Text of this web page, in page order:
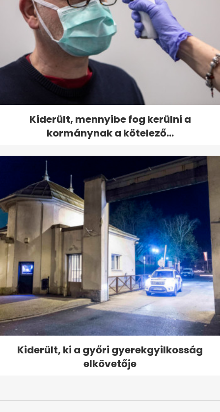
Kiderült, mennyibe fog kerülni a
kormánynak a kötelező...
Kiderült, ki a győri gyerekgyilkosság
elkövetője